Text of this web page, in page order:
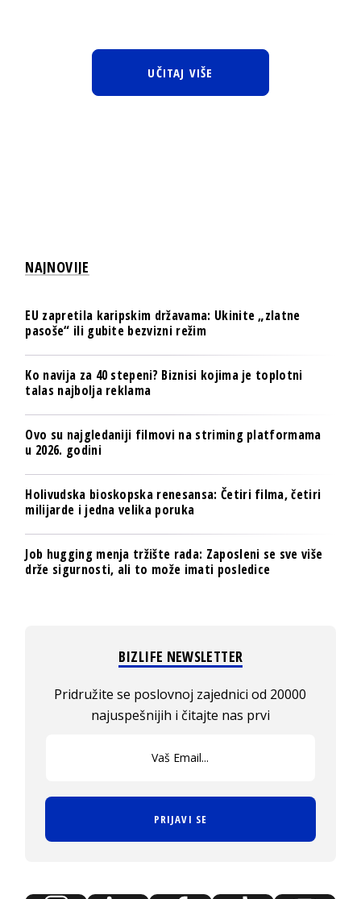
UČITAJ VIŠE
NAJNOVIJE
EU zapretila karipskim državama: Ukinite „zlatne
pasoše“ ili gubite bezvizni režim
Ko navija za 40 stepeni? Biznisi kojima je toplotni
talas najbolja reklama
Ovo su najgledaniji filmovi na striming platformama
u 2026. godini
Holivudska bioskopska renesansa: Četiri filma, četiri
milijarde i jedna velika poruka
Job hugging menja tržište rada: Zaposleni se sve više
drže sigurnosti, ali to može imati posledice
BIZLIFE NEWSLETTER
Pridružite se poslovnoj zajednici od 20000
najuspešnijih i čitajte nas prvi
PRIJAVI SE